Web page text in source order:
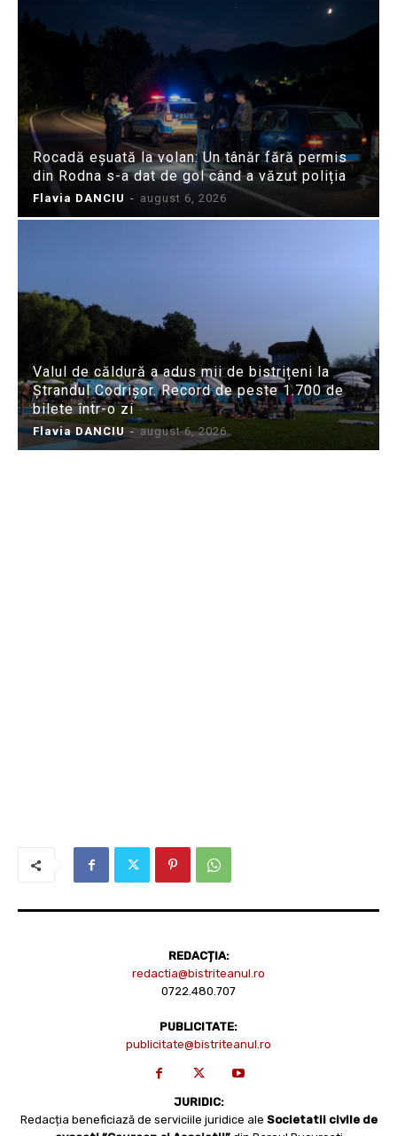
Rocadă eșuată la volan: Un tânăr fără permis
din Rodna s-a dat de gol când a văzut poliția
Flavia DANCIU - august 6, 2026
Valul de căldură a adus mii de bistrițeni la
Ștrandul Codrișor. Record de peste 1.700 de
bilete într-o zi
Flavia DANCIU - august 6, 2026
REDACȚIA:
redactia@bistriteanul.ro
0722.480.707
PUBLICITATE:
publicitate@bistriteanul.ro
JURIDIC:
Redacția beneficiază de serviciile juridice ale Societatii civile de